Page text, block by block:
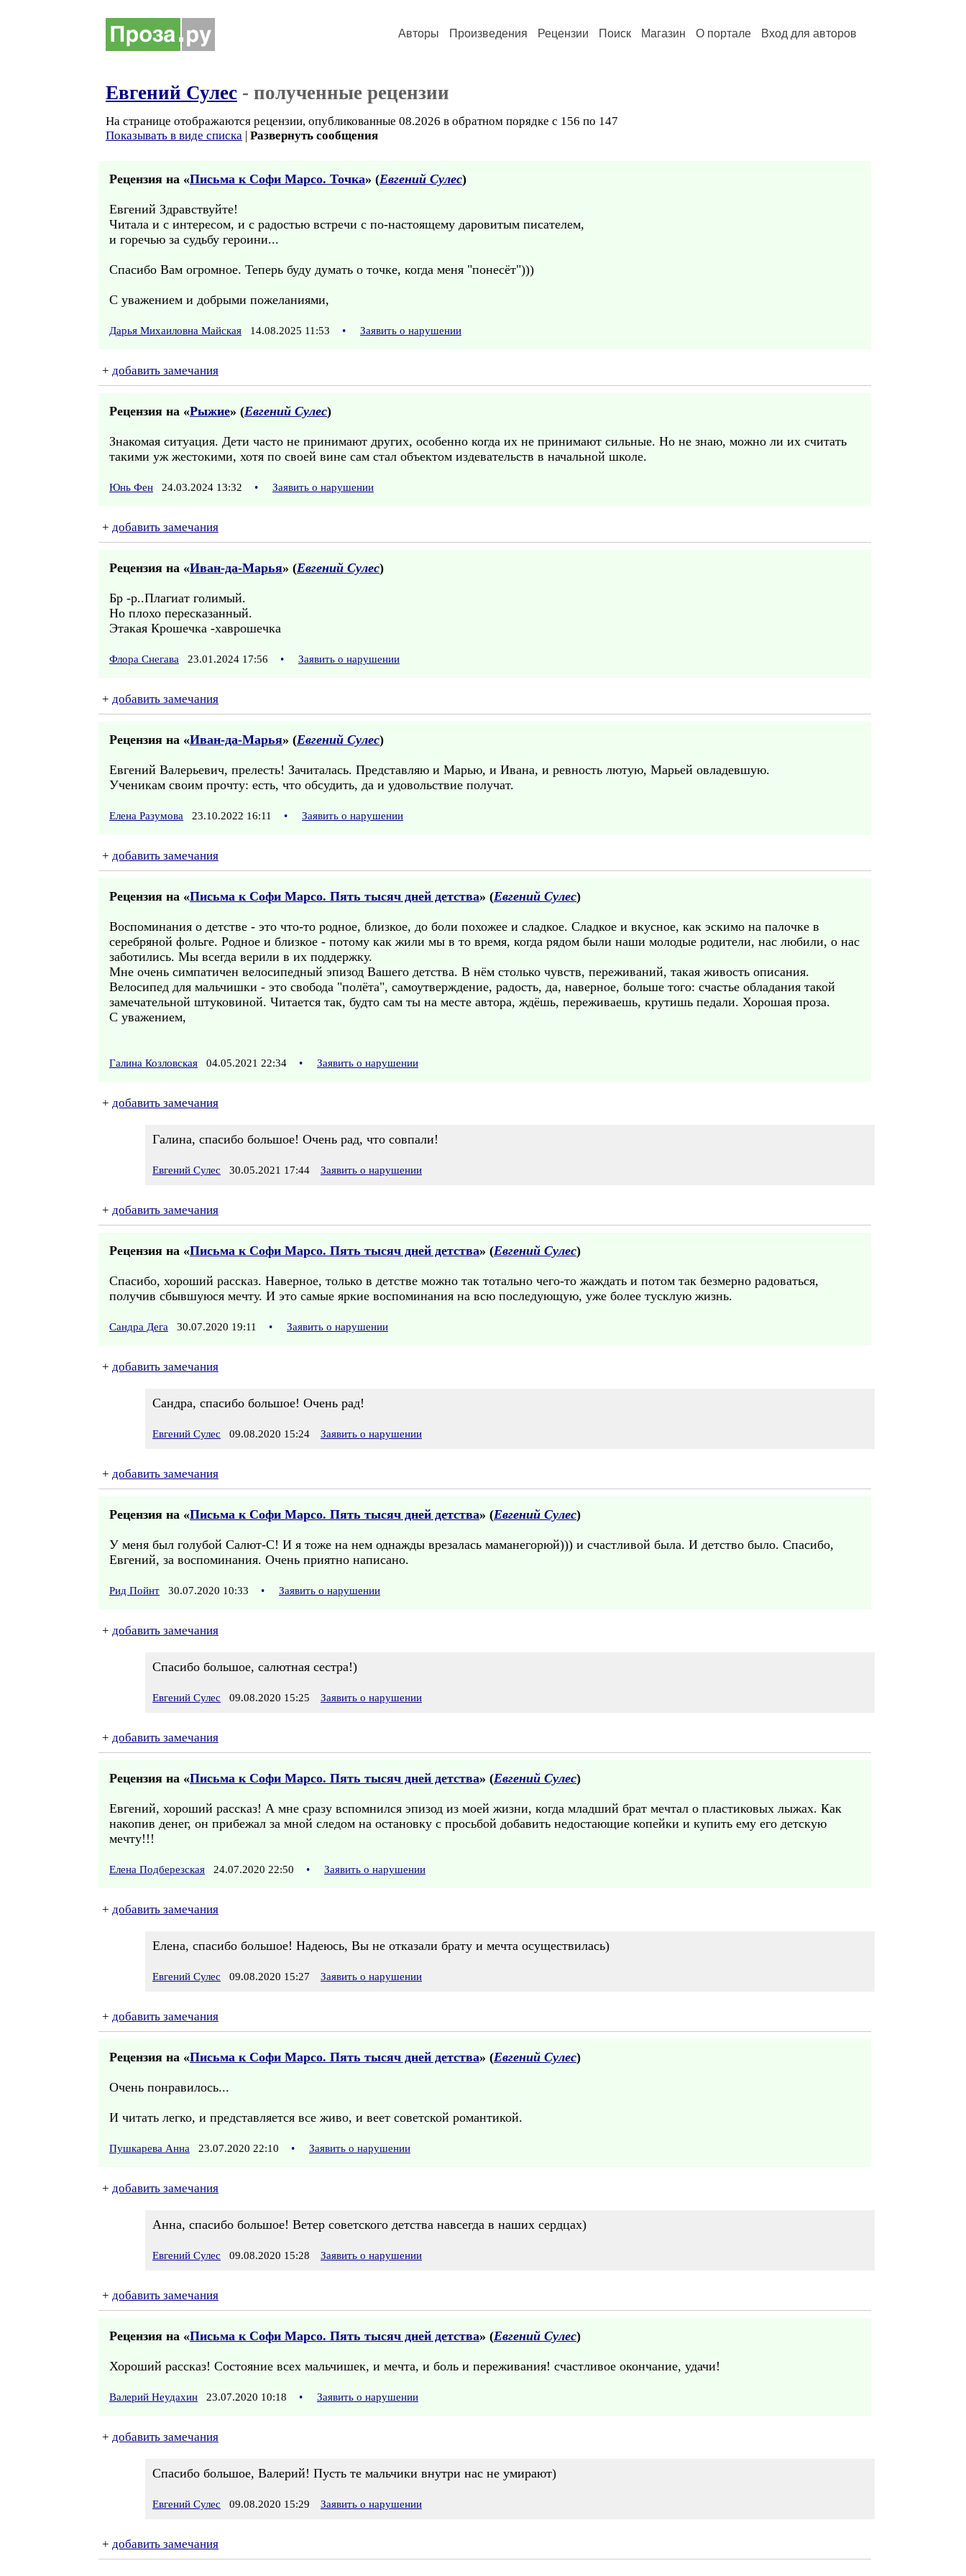
Авторы Произведения Рецензии Поиск Магазин О портале Вход для авторов
Евгений Сулес - полученные рецензии
На странице отображаются рецензии, опубликованные 08.2026 в обратном порядке с 156 по 147
Показывать в виде списка | Развернуть сообщения
Рецензия на «Письма к Софи Марсо. Точка» (Евгений Сулес)
Евгений Здравствуйте!
Читала и с интересом, и с радостью встречи с по-настоящему даровитым писателем,
и горечью за судьбу героини...
Спасибо Вам огромное. Теперь буду думать о точке, когда меня "понесёт")))
С уважением и добрыми пожеланиями,
Дарья Михаиловна Майская 14.08.2025 11:53 • Заявить о нарушении
+ добавить замечания
Рецензия на «Рыжие» (Евгений Сулес)
Знакомая ситуация. Дети часто не принимают других, особенно когда их не принимают сильные. Но не знаю, можно ли их считать
такими уж жестокими, хотя по своей вине сам стал объектом издевательств в начальной школе.
Юнь Фен 24.03.2024 13:32 • Заявить о нарушении
+ добавить замечания
Рецензия на «Иван-да-Марья» (Евгений Сулес)
Бр -р..Плагиат голимый.
Но плохо пересказанный.
Этакая Крошечка -хаврошечка
Флора Снегава 23.01.2024 17:56 • Заявить о нарушении
+ добавить замечания
Рецензия на «Иван-да-Марья» (Евгений Сулес)
Евгений Валерьевич, прелесть! Зачиталась. Представляю и Марью, и Ивана, и ревность лютую, Марьей овладевшую.
Ученикам своим прочту: есть, что обсудить, да и удовольствие получат.
Елена Разумова 23.10.2022 16:11 • Заявить о нарушении
+ добавить замечания
Рецензия на «Письма к Софи Марсо. Пять тысяч дней детства» (Евгений Сулес)
Воспоминания о детстве - это что-то родное, близкое, до боли похожее и сладкое. Сладкое и вкусное, как эскимо на палочке в
серебряной фольге. Родное и близкое - потому как жили мы в то время, когда рядом были наши молодые родители, нас любили, о нас
заботились. Мы всегда верили в их поддержку.
Мне очень симпатичен велосипедный эпизод Вашего детства. В нём столько чувств, переживаний, такая живость описания.
Велосипед для мальчишки - это свобода "полёта", самоутверждение, радость, да, наверное, больше того: счастье обладания такой
замечательной штуковиной. Читается так, будто сам ты на месте автора, ждёшь, переживаешь, крутишь педали. Хорошая проза.
С уважением,
Галина Козловская 04.05.2021 22:34 • Заявить о нарушении
+ добавить замечания
Галина, спасибо большое! Очень рад, что совпали!
Евгений Сулес 30.05.2021 17:44 Заявить о нарушении
+ добавить замечания
Рецензия на «Письма к Софи Марсо. Пять тысяч дней детства» (Евгений Сулес)
Спасибо, хороший рассказ. Наверное, только в детстве можно так тотально чего-то жаждать и потом так безмерно радоваться,
получив сбывшуюся мечту. И это самые яркие воспоминания на всю последующую, уже более тусклую жизнь.
Сандра Дега 30.07.2020 19:11 • Заявить о нарушении
+ добавить замечания
Сандра, спасибо большое! Очень рад!
Евгений Сулес 09.08.2020 15:24 Заявить о нарушении
+ добавить замечания
Рецензия на «Письма к Софи Марсо. Пять тысяч дней детства» (Евгений Сулес)
У меня был голубой Салют-С! И я тоже на нем однажды врезалась маманегорюй))) и счастливой была. И детство было. Спасибо,
Евгений, за воспоминания. Очень приятно написано.
Рид Пойнт 30.07.2020 10:33 • Заявить о нарушении
+ добавить замечания
Спасибо большое, салютная сестра!)
Евгений Сулес 09.08.2020 15:25 Заявить о нарушении
+ добавить замечания
Рецензия на «Письма к Софи Марсо. Пять тысяч дней детства» (Евгений Сулес)
Евгений, хороший рассказ! А мне сразу вспомнился эпизод из моей жизни, когда младший брат мечтал о пластиковых лыжах. Как
накопив денег, он прибежал за мной следом на остановку с просьбой добавить недостающие копейки и купить ему его детскую
мечту!!!
Елена Подберезская 24.07.2020 22:50 • Заявить о нарушении
+ добавить замечания
Елена, спасибо большое! Надеюсь, Вы не отказали брату и мечта осуществилась)
Евгений Сулес 09.08.2020 15:27 Заявить о нарушении
+ добавить замечания
Рецензия на «Письма к Софи Марсо. Пять тысяч дней детства» (Евгений Сулес)
Очень понравилось...
И читать легко, и представляется все живо, и веет советской романтикой.
Пушкарева Анна 23.07.2020 22:10 • Заявить о нарушении
+ добавить замечания
Анна, спасибо большое! Ветер советского детства навсегда в наших сердцах)
Евгений Сулес 09.08.2020 15:28 Заявить о нарушении
+ добавить замечания
Рецензия на «Письма к Софи Марсо. Пять тысяч дней детства» (Евгений Сулес)
Хороший рассказ! Состояние всех мальчишек, и мечта, и боль и переживания! счастливое окончание, удачи!
Валерий Неудахин 23.07.2020 10:18 • Заявить о нарушении
+ добавить замечания
Спасибо большое, Валерий! Пусть те мальчики внутри нас не умирают)
Евгений Сулес 09.08.2020 15:29 Заявить о нарушении
+ добавить замечания